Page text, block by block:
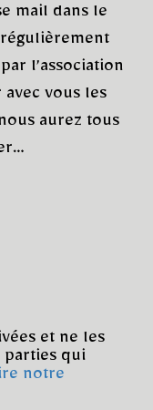
mail dans le
l’association
vous les
aurez tous
et ne les
parties qui
notre